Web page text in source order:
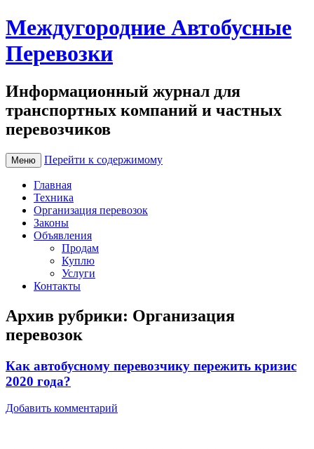
Междугородние Автобусные
Перевозки
Информационный журнал для
транспортных компаний и частных
перевозчиков
Меню Перейти к содержимому
Главная
Техника
Организация перевозок
Законы
Объявления
Продам
Куплю
Услуги
Контакты
Архив рубрики: Организация
перевозок
Как автобусному перевозчику пережить кризис
2020 года?
Добавить комментарий